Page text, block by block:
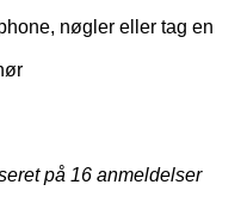
nøgler eller tag en
på 16 anmeldelser